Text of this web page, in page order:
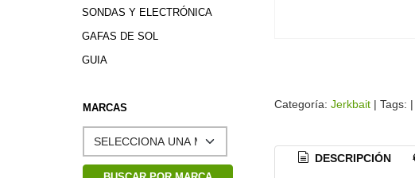
SONDAS Y ELECTRÓNICA
GAFAS DE SOL
GUIA
MARCAS Categoría: Jerkbait | Tags: |
DESCRIPCIÓN